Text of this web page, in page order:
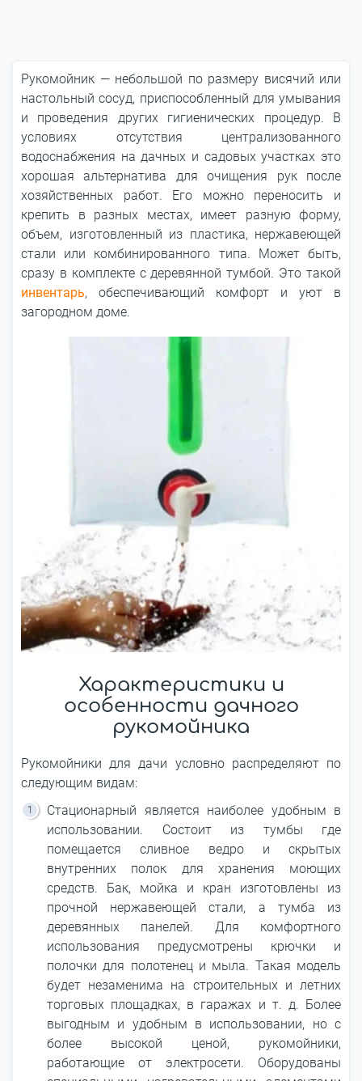
Рукомойник ― небольшой по размеру висячий или
настольный сосуд, приспособленный для умывания
и проведения других гигиенических процедур. В
условиях отсутствия централизованного
водоснабжения на дачных и садовых участках это
хорошая альтернатива для очищения рук после
хозяйственных работ. Его можно переносить и
крепить в разных местах, имеет разную форму,
объем, изготовленный из пластика, нержавеющей
стали или комбинированного типа. Может быть,
сразу в комплекте с деревянной тумбой. Это такой
инвентарь, обеспечивающий комфорт и уют в
загородном доме.
Характеристики и
особенности дачного
рукомойника
Рукомойники для дачи условно распределяют по
следующим видам:
Стационарный является наиболее удобным в
использовании. Состоит из тумбы где
помещается сливное ведро и скрытых
внутренних полок для хранения моющих
средств. Бак, мойка и кран изготовлены из
прочной нержавеющей стали, а тумба из
деревянных панелей. Для комфортного
использования предусмотрены крючки и
полочки для полотенец и мыла. Такая модель
будет незаменима на строительных и летних
торговых площадках, в гаражах и т. д. Более
выгодным и удобным в использовании, но с
более высокой ценой, рукомойники,
работающие от электросети. Оборудованы